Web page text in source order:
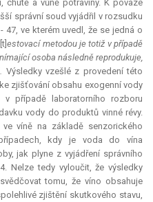
chutě a vůně potraviny. K povaze
správní soud vyjádřil v rozsudku
47, ve kterém uvedl, že se jedná o
estovací metodou je totiž v případě
osoba následně reprodukuje,
. Výsledky vzešlé z provedení této
zjišťování obsahu exogenní vody
případě laboratorního rozboru
vody do produktů vinné révy.
víně na základě senzorického
kdy je voda do vína
jak plyne z vyjádření správního
Nelze tedy vyloučit, že výsledky
tomu, že víno obsahuje
zjištění skutkového stavu,